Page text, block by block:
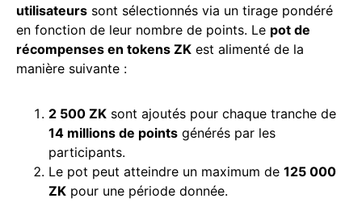
utilisateurs sont sélectionnés via un tirage pondéré
en fonction de leur nombre de points. Le pot de
récompenses en tokens ZK est alimenté de la
manière suivante :
2 500 ZK sont ajoutés pour chaque tranche de
14 millions de points générés par les
participants.
Le pot peut atteindre un maximum de 125 000
ZK pour une période donnée.